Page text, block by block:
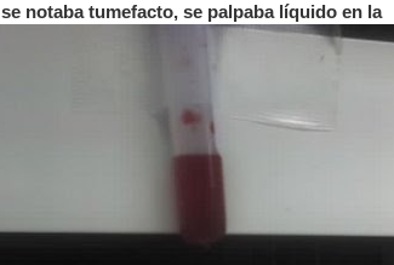
se notaba tumefacto, se palpaba líquido en la